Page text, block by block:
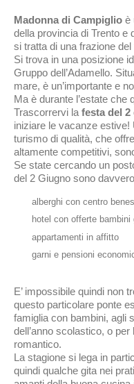
Madonna di Campiglio è
della provincia di Trento e
si tratta di una frazione
Si trova in una posizione
Gruppo dell’Adamello.
mare, è un’importante e
Ma è durante l’estate che
Trascorrervi la festa del
iniziare le vacanze estive!
turismo di qualità, che
altamente competitivi,
Se state cercando un
del 2 Giugno sono
alberghi con centro
hotel con offerte bambini
appartamenti in affitto
garni e pensioni
E’ impossibile quindi non
questo particolare ponte
famiglia con bambini, agli
dell’anno scolastico, o
romantico.
La stagione si lega in
quindi qualche gita nei